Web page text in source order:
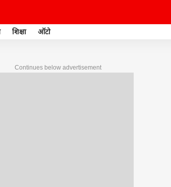
शिक्षा ऑटो
Continues below advertisement